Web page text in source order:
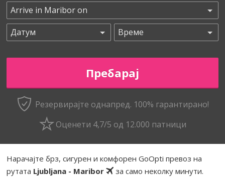
Резервирајте однапред. 100% гарантирано!
Оценети 4,7/5 од 12.000 патници
Нарачајте брз, сигурен и комфорен GoOpti превоз на
рутата Ljubljana - Maribor
за само неколку минути.